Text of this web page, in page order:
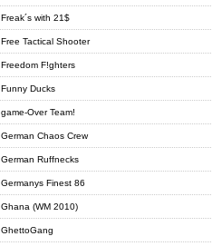
Freak´s with 21$
Free Tactical Shooter
Freedom F!ghters
Funny Ducks
game-Over Team!
German Chaos Crew
German Ruffnecks
Germanys Finest 86
Ghana (WM 2010)
GhettoGang